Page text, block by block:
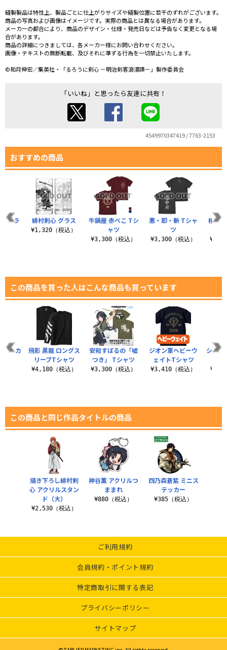
縫製製品は特性上、製品ごとに仕上がりサイズや縫製位置に若干のずれがございます。
商品の写真および画像はイメージです。実際の商品とは異なる場合があります。
メーカーの都合により、商品のデザイン・仕様・発売日などは予告なく変更となる場
合があります。
商品の詳細につきましては、各メーカー様にお問い合わせください。
画像・テキストの無断転載、及びそれに準ずる行為を一切禁止いたします。
©和月伸宏／集英社・「るろうに剣心 －明治剣客浪漫譚－」製作委員会
「いいね」と思ったら友達に共有！
4549970347419 / 7763-2153
おすすめの商品
牛鍋屋 赤べこ Tシ
ャツ
¥3,300（税込）
悪・即・斬 Tシャ
ツ
¥3,300（税込）
相楽
カラ
緋村剣心 グラス
¥1,320（税込）
この商品を買った人はこんな商品も買っています
安和すばるの「嘘
つき」 Tシャツ
¥3,300（税込）
ジオン軍ヘビーウ
ェイトTシャツ
¥3,410（税込）
シャア
ランカ
飛影 黒龍 ロングス
リーブTシャツ
¥4,180（税込）
この商品と同じ作品タイトルの商品
神谷薫 アクリルつ
ままれ
¥880（税込）
四乃森蒼紫 ミニス
テッカー
¥385（税込）
描き下ろし緋村剣
心 アクリルスタン
ド（大）
¥2,530（税込）
ご利用規約
会員規約・ポイント規約
特定商取引に関する表記
プライバシーポリシー
サイトマップ